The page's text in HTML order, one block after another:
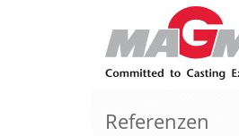
Referenzen